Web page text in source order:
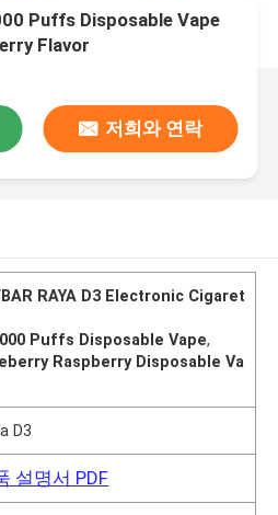
Puffs Disposable Vape
Flavor
저희와 연락
RAYA D3 Electronic Cigaret
Puffs Disposable Vape,
Raspberry Disposable Va
D3
설명서 PDF